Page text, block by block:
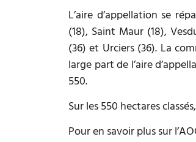
L’aire d’appellation se
(18), Saint Maur (18),
(36) et Urciers (36). La
large part de l’aire
550.
Sur les 550 hectares
Pour en savoir plus sur